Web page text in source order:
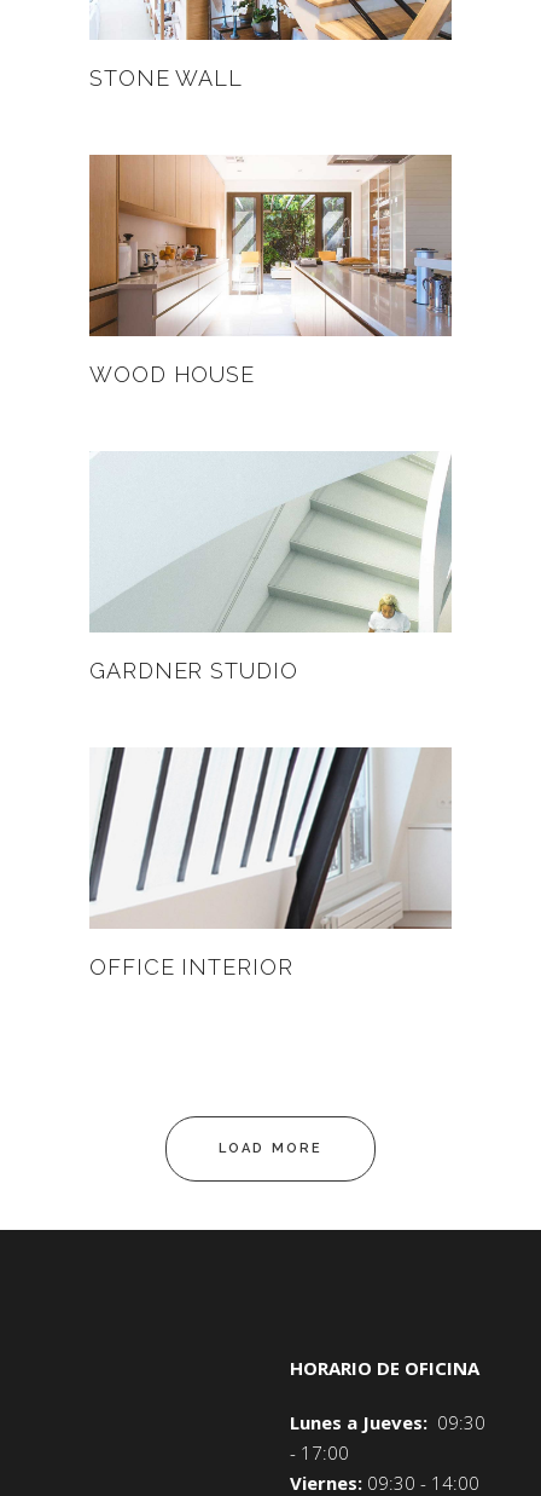
STONE WALL
WOOD HOUSE
GARDNER STUDIO
OFFICE INTERIOR
LOAD MORE
HORARIO DE OFICINA
Lunes a Jueves: 09:30
- 17:00
Viernes: 09:30 - 14:00